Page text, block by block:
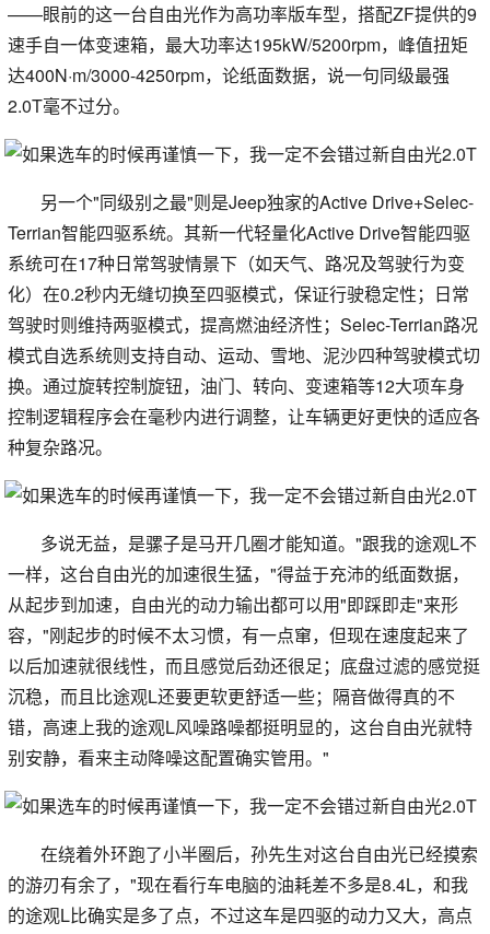
——眼前的这一台自由光作为高功率版车型，搭配ZF提供的9
速手自一体变速箱，最大功率达195kW/5200rpm，峰值扭矩
达400N·m/3000-4250rpm，论纸面数据，说一句同级最强
2.0T毫不过分。
另一个"同级别之最"则是Jeep独家的Active Drive+Selec-
Terrian智能四驱系统。其新一代轻量化Active Drive智能四驱
系统可在17种日常驾驶情景下（如天气、路况及驾驶行为变
化）在0.2秒内无缝切换至四驱模式，保证行驶稳定性；日常
驾驶时则维持两驱模式，提高燃油经济性；Selec-Terrian路况
模式自选系统则支持自动、运动、雪地、泥沙四种驾驶模式切
换。通过旋转控制旋钮，油门、转向、变速箱等12大项车身
控制逻辑程序会在毫秒内进行调整，让车辆更好更快的适应各
种复杂路况。
多说无益，是骡子是马开几圈才能知道。"跟我的途观L不
一样，这台自由光的加速很生猛，"得益于充沛的纸面数据，
从起步到加速，自由光的动力输出都可以用"即踩即走"来形
容，"刚起步的时候不太习惯，有一点窜，但现在速度起来了
以后加速就很线性，而且感觉后劲还很足；底盘过滤的感觉挺
沉稳，而且比途观L还要更软更舒适一些；隔音做得真的不
错，高速上我的途观L风噪路噪都挺明显的，这台自由光就特
别安静，看来主动降噪这配置确实管用。"
在绕着外环跑了小半圈后，孙先生对这台自由光已经摸索
的游刃有余了，"现在看行车电脑的油耗差不多是8.4L，和我
的途观L比确实是多了点，不过这车是四驱的动力又大，高点